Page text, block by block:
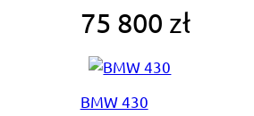
75 800 zł
BMW 430